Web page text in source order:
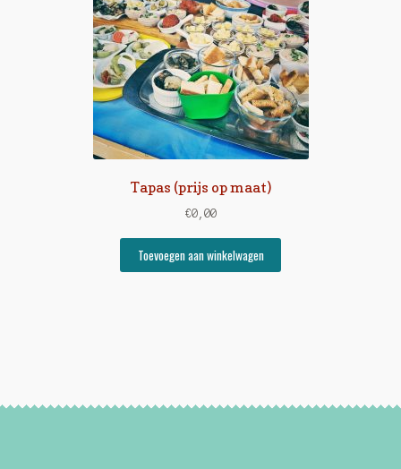
Tapas (prijs op maat)
€0,00
Toevoegen aan winkelwagen